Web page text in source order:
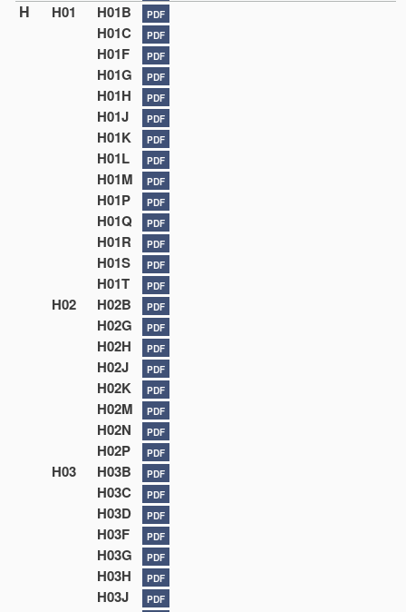
H H01 H01B PDF
H01C PDF
H01F PDF
H01G PDF
H01H PDF
H01J PDF
H01K PDF
H01L PDF
H01M PDF
H01P PDF
H01Q PDF
H01R PDF
H01S PDF
H01T PDF
H02 H02B PDF
H02G PDF
H02H PDF
H02J PDF
H02K PDF
H02M PDF
H02N PDF
H02P PDF
H03 H03B PDF
H03C PDF
H03D PDF
H03F PDF
H03G PDF
H03H PDF
H03J PDF